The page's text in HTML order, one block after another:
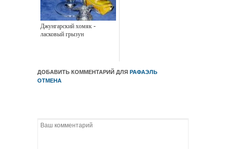
Джунгарский хомяк -
ласковый грызун
ДОБАВИТЬ КОММЕНТАРИЙ ДЛЯ РАФАЭЛЬ
ОТМЕНА